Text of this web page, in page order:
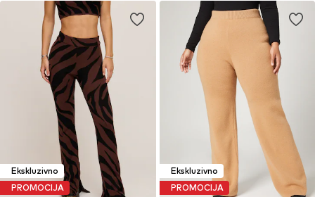
Ekskluzivno
PROMOCIJA
Ekskluzivno
PROMOCIJA